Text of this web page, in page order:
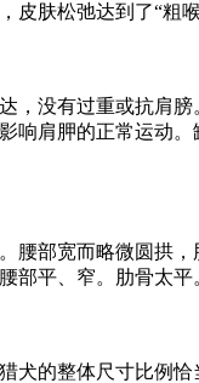
皮肤松弛达到了“粗喉
没有过重或抗肩膀
响肩胛的正常运动
部宽而略微圆拱，
部平、窄。肋骨太平
的整体尺寸比例恰